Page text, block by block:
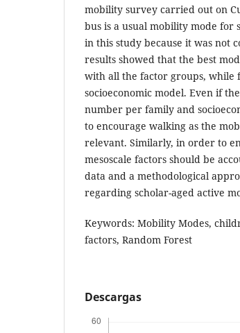
mobility survey carried out on
bus is a usual mobility mode for
in this study because it was not
results showed that the best
with all the factor groups, while
socioeconomic model. Even if
number per family and
to encourage walking as the
relevant. Similarly, in order to
mesoscale factors should be
data and a methodological
regarding scholar-aged active
Keywords: Mobility Modes,
factors, Random Forest
Descargas